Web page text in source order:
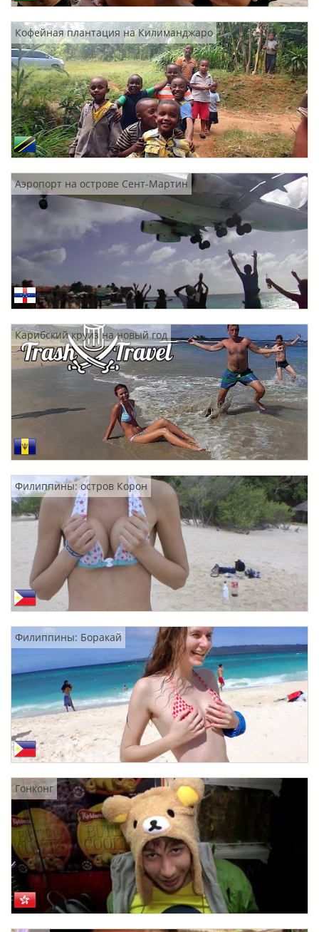
Кофейная плантация на Килиманджаро
Аэропорт на острове Сент-Мартин
Карибский круиз на новый год
Филиппины: остров Корон
Филиппины: Боракай
Гонконг